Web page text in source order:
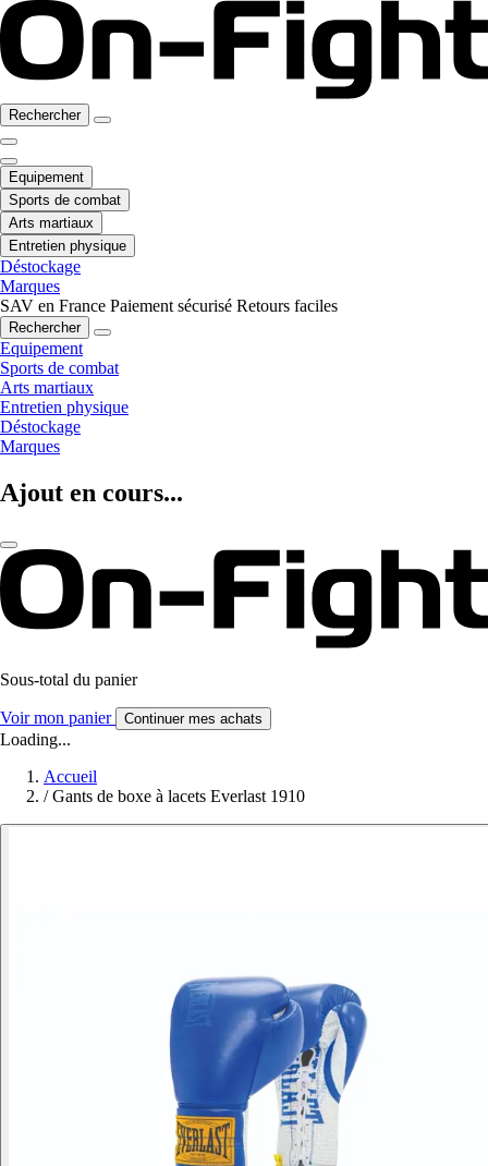
Rechercher
Equipement
Sports de combat
Arts martiaux
Entretien physique
Déstockage
Marques
SAV en France Paiement sécurisé Retours faciles
Rechercher
Equipement
Sports de combat
Arts martiaux
Entretien physique
Déstockage
Marques
Ajout en cours...
Sous-total du panier
Voir mon panier Continuer mes achats
Loading...
Accueil
/ Gants de boxe à lacets Everlast 1910